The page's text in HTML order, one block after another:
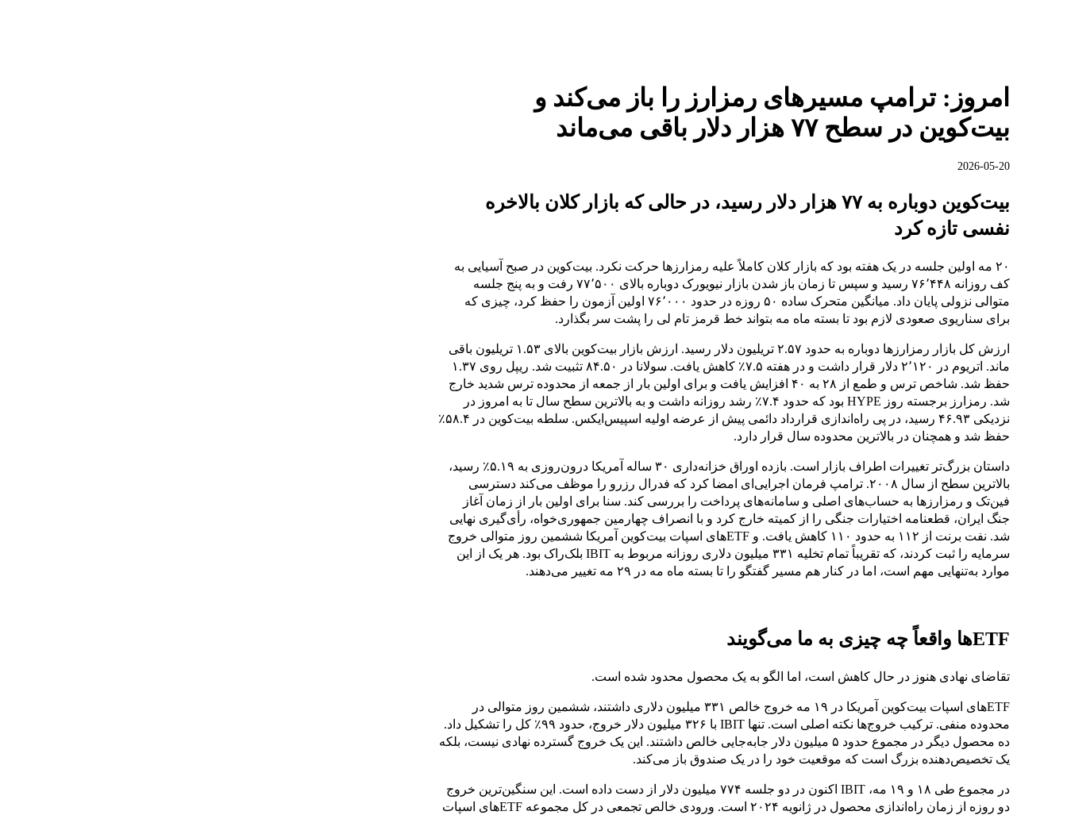
امروز: ترامپ مسیرهای رمزارز را باز می‌کند و
بیت‌کوین در سطح ۷۷ هزار دلار باقی می‌ماند
2026-05-20
بیت‌کوین دوباره به ۷۷ هزار دلار رسید، در حالی که بازار کلان بالاخره
نفسی تازه کرد
۲۰ مه اولین جلسه در یک هفته بود که بازار کلان کاملاً علیه رمزارزها حرکت نکرد. بیت‌کوین در صبح آسیایی به
کف روزانه ۷۶٬۴۴۸ رسید و سپس تا زمان باز شدن بازار نیویورک دوباره بالای ۷۷٬۵۰۰ رفت و به پنج جلسه
متوالی نزولی پایان داد. میانگین متحرک ساده ۵۰ روزه در حدود ۷۶٬۰۰۰ اولین آزمون را حفظ کرد، چیزی که
برای سناریوی صعودی لازم بود تا بسته ماه مه بتواند خط قرمز تام لی را پشت سر بگذارد.
ارزش کل بازار رمزارزها دوباره به حدود ۲.۵۷ تریلیون دلار رسید. ارزش بازار بیت‌کوین بالای ۱.۵۳ تریلیون باقی
ماند. اتریوم در ۲٬۱۲۰ دلار قرار داشت و در هفته ۷.۵٪ کاهش یافت. سولانا در ۸۴.۵۰ تثبیت شد. ریپل روی ۱.۳۷
حفظ شد. شاخص ترس و طمع از ۲۸ به ۴۰ افزایش یافت و برای اولین بار از جمعه از محدوده ترس شدید خارج
شد. رمزارز برجسته روز HYPE بود که حدود ۷.۴٪ رشد روزانه داشت و به بالاترین سطح سال تا به امروز در
نزدیکی ۴۶.۹۳ رسید، در پی راه‌اندازی قرارداد دائمی پیش از عرضه اولیه اسپیس‌ایکس. سلطه بیت‌کوین در ۵۸.۴٪
حفظ شد و همچنان در بالاترین محدوده سال قرار دارد.
داستان بزرگ‌تر تغییرات اطراف بازار است. بازده اوراق خزانه‌داری ۳۰ ساله آمریکا درون‌روزی به ۵.۱۹٪ رسید،
بالاترین سطح از سال ۲۰۰۸. ترامپ فرمان اجرایی‌ای امضا کرد که فدرال رزرو را موظف می‌کند دسترسی
فین‌تک و رمزارزها به حساب‌های اصلی و سامانه‌های پرداخت را بررسی کند. سنا برای اولین بار از زمان آغاز
جنگ ایران، قطعنامه اختیارات جنگی را از کمیته خارج کرد و با انصراف چهارمین جمهوری‌خواه، رأی‌گیری نهایی
شد. نفت برنت از ۱۱۲ به حدود ۱۱۰ کاهش یافت. و ETFهای اسپات بیت‌کوین آمریکا ششمین روز متوالی خروج
سرمایه را ثبت کردند، که تقریباً تمام تخلیه ۳۳۱ میلیون دلاری روزانه مربوط به IBIT بلک‌راک بود. هر یک از این
موارد به‌تنهایی مهم است، اما در کنار هم مسیر گفتگو را تا بسته ماه مه در ۲۹ مه تغییر می‌دهند.
ETFها واقعاً چه چیزی به ما می‌گویند
تقاضای نهادی هنوز در حال کاهش است، اما الگو به یک محصول محدود شده است.
ETFهای اسپات بیت‌کوین آمریکا در ۱۹ مه خروج خالص ۳۳۱ میلیون دلاری داشتند، ششمین روز متوالی در
محدوده منفی. ترکیب خروج‌ها نکته اصلی است. تنها IBIT با ۳۲۶ میلیون دلار خروج، حدود ۹۹٪ کل را تشکیل داد.
ده محصول دیگر در مجموع حدود ۵ میلیون دلار جابه‌جایی خالص داشتند. این یک خروج گسترده نهادی نیست، بلکه
یک تخصیص‌دهنده بزرگ است که موقعیت خود را در یک صندوق باز می‌کند.
در مجموع طی ۱۸ و ۱۹ مه، IBIT اکنون در دو جلسه ۷۷۴ میلیون دلار از دست داده است. این سنگین‌ترین خروج
دو روزه از زمان راه‌اندازی محصول در ژانویه ۲۰۲۴ است. ورودی خالص تجمعی در کل مجموعه ETFهای اسپات